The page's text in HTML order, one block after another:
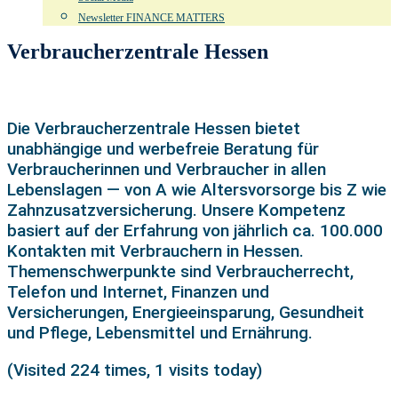
Newsletter FINANCE MATTERS
Verbraucherzentrale Hessen
Die Verbraucherzentrale Hessen bietet
unabhängige und werbefreie Beratung für
Verbraucherinnen und Verbraucher in allen
Lebenslagen — von A wie Altersvorsorge bis Z wie
Zahnzusatzversicherung. Unsere Kompetenz
basiert auf der Erfahrung von jährlich ca. 100.000
Kontakten mit Verbrauchern in Hessen.
Themenschwerpunkte sind Verbraucherrecht,
Telefon und Internet, Finanzen und
Versicherungen, Energieeinsparung, Gesundheit
und Pflege, Lebensmittel und Ernährung.
(Visited 224 times, 1 visits today)